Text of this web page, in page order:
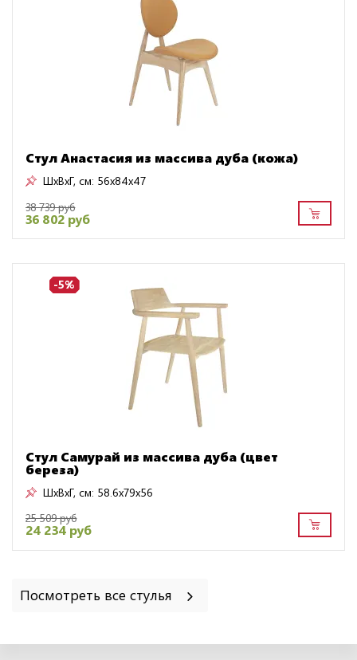
Стул Анастасия из массива дуба (кожа)
ШxВxГ, см: 56x84x47
38 739 руб
36 802 руб
-5%
Стул Самурай из массива дуба (цвет
береза)
ШxВxГ, см: 58.6x79x56
25 509 руб
24 234 руб
Посмотреть все стулья